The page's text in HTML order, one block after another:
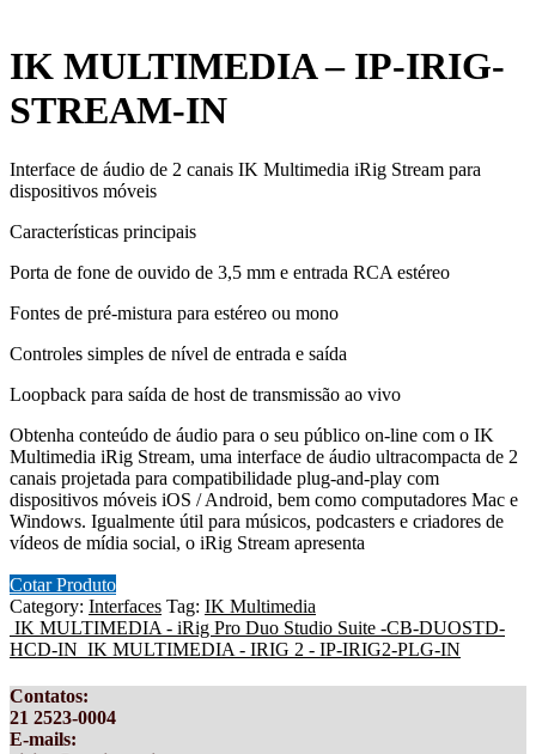
IK MULTIMEDIA – IP-IRIG-
STREAM-IN
Interface de áudio de 2 canais IK Multimedia iRig Stream para
dispositivos móveis
Características principais
Porta de fone de ouvido de 3,5 mm e entrada RCA estéreo
Fontes de pré-mistura para estéreo ou mono
Controles simples de nível de entrada e saída
Loopback para saída de host de transmissão ao vivo
Obtenha conteúdo de áudio para o seu público on-line com o IK
Multimedia iRig Stream, uma interface de áudio ultracompacta de 2
canais projetada para compatibilidade plug-and-play com
dispositivos móveis iOS / Android, bem como computadores Mac e
Windows. Igualmente útil para músicos, podcasters e criadores de
vídeos de mídia social, o iRig Stream apresenta
Cotar Produto
Category: Interfaces Tag: IK Multimedia
IK MULTIMEDIA - iRig Pro Duo Studio Suite -CB-DUOSTD-
HCD-IN IK MULTIMEDIA - IRIG 2 - IP-IRIG2-PLG-IN
Contatos:
21 2523-0004
E-mails: